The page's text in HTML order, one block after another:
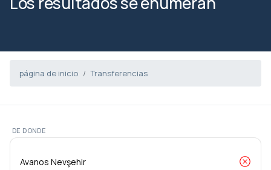
página de inicio Transferencias
DE DONDE